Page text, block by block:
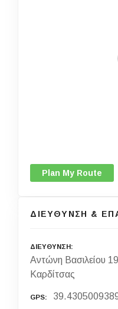
Plan My Route
ΔΙΕΥΘΥΝΣΗ &
ΔΙΕΥΘΥΝΣΗ
Αντώνη Βασιλείου
Καρδίτσας
GPS